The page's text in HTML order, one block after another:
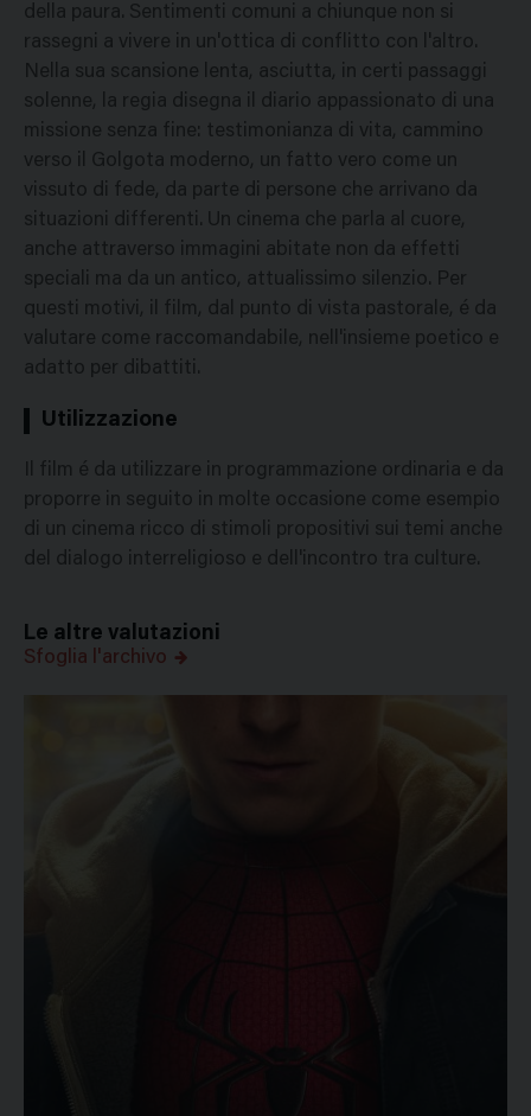
della paura. Sentimenti comuni a chiunque non si
rassegni a vivere in un'ottica di conflitto con l'altro.
Nella sua scansione lenta, asciutta, in certi passaggi
solenne, la regia disegna il diario appassionato di una
missione senza fine: testimonianza di vita, cammino
verso il Golgota moderno, un fatto vero come un
vissuto di fede, da parte di persone che arrivano da
situazioni differenti. Un cinema che parla al cuore,
anche attraverso immagini abitate non da effetti
speciali ma da un antico, attualissimo silenzio. Per
questi motivi, il film, dal punto di vista pastorale, é da
valutare come raccomandabile, nell'insieme poetico e
adatto per dibattiti.
Utilizzazione
Il film é da utilizzare in programmazione ordinaria e da
proporre in seguito in molte occasione come esempio
di un cinema ricco di stimoli propositivi sui temi anche
del dialogo interreligioso e dell'incontro tra culture.
Le altre valutazioni
Sfoglia l'archivo